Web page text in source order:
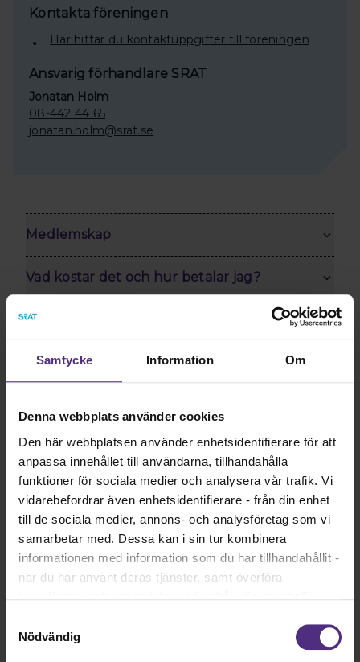
Samtycke Information Om
Denna webbplats använder cookies
Den här webbplatsen använder enhetsidentifierare för att
anpassa innehållet till användarna, tillhandahålla
funktioner för sociala medier och analysera vår trafik. Vi
vidarebefordrar även enhetsidentifierare - från din enhet
till de sociala medier, annons- och analysföretag som vi
samarbetar med. Dessa kan i sin tur kombinera
informationen med information som du har tillhandahållit -
när du har använt deras tjänster, samt överföra
Dock har vi lagt in anonymisering av IP-adress i
förhållande till Google Analytics. Du godkänner våra
Nödvändig
Kontakta föreningen
Här hittar du kontaktuppgifter till föreningen
Ansvarig förhandlare SRAT
Jonatan Holm
08-442 44 65
jonatan.holm@srat.se
Medlemskap
Vad kostar det och hur betalar jag?
Kollektivavtal
Vad gör en arbetsförmedlare?
Bli medlem idag!
Ansök om medlemskap idag och ta del av
gemenskapen, tryggheten, yrkeskunnandet och alla
andra förmåner!
Bli medlem!